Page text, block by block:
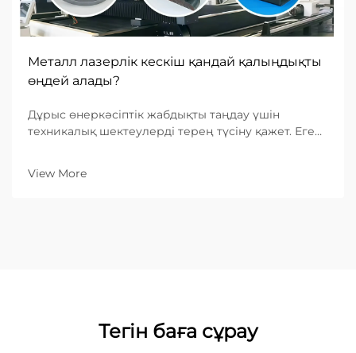
Металл лазерлік кескіш қандай қалыңдықты
өңдей алады?
Дұрыс өнеркәсіптік жабдықты таңдау үшін
техникалық шектеулерді терең түсіну қажет. Егер
сұрақтардың бірі: «Бұл машина қандай ең үлкен
View More
Тегін баға сұрау